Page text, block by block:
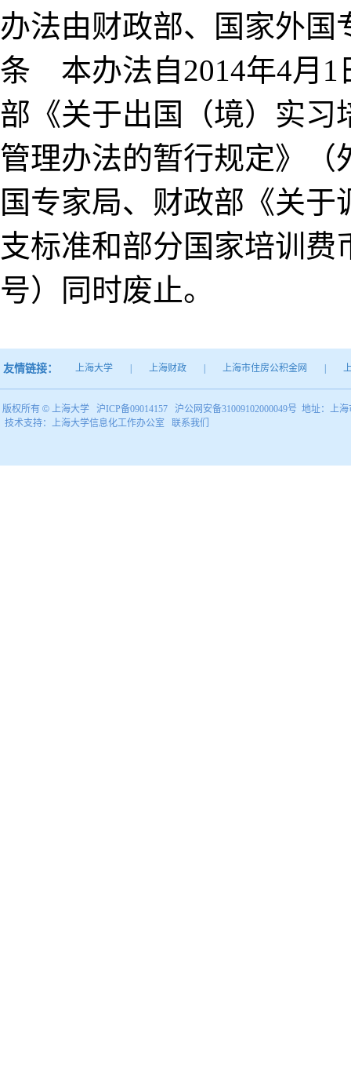
办法由财政部、国家外
条 本办法自2014年4月1
部《关于出国（境）实
管理办法的暂行规定》（
国专家局、财政部《关
支标准和部分国家培训费
号）同时废止。
友情链接： 上海大学 上海财政 上海市住房公积金网
版权所有 © 上海大学 沪ICP备09014157 沪公网安备31009102000049号 地址：上
技术支持： 上海大学信息化工作办公室 联系我们